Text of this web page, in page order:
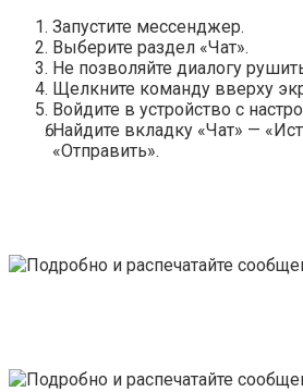
Запустите мессенджер.
Выберите раздел «Чат».
Не позволяйте диалогу
Щелкните команду вверху
Войдите в устройство с
Найдите вкладку «Чат» —
«Отправить».